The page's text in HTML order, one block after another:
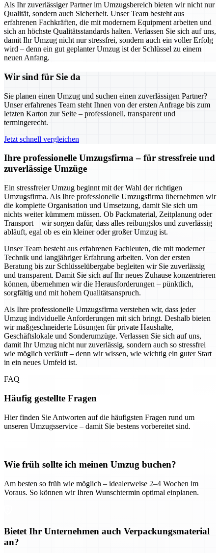
Als Ihr zuverlässiger Partner im Umzugsbereich bieten wir nicht nur
Qualität, sondern auch Sicherheit. Unser Team besteht aus
erfahrenen Fachkräften, die mit modernem Equipment arbeiten und
sich an höchste Qualitätsstandards halten. Verlassen Sie sich auf uns,
damit Ihr Umzug nicht nur stressfrei, sondern auch ein voller Erfolg
wird – denn ein gut geplanter Umzug ist der Schlüssel zu einem
neuen Anfang.
Wir sind für Sie da
Sie planen einen Umzug und suchen einen zuverlässigen Partner?
Unser erfahrenes Team steht Ihnen von der ersten Anfrage bis zum
letzten Karton zur Seite – professionell, transparent und
termingerecht.
Jetzt schnell vergleichen
Ihre professionelle Umzugsfirma – für stressfreie und
zuverlässige Umzüge
Ein stressfreier Umzug beginnt mit der Wahl der richtigen
Umzugsfirma. Als Ihre professionelle Umzugsfirma übernehmen wir
die komplette Organisation und Umsetzung, damit Sie sich um
nichts weiter kümmern müssen. Ob Packmaterial, Zeitplanung oder
Transport – wir sorgen dafür, dass alles reibungslos und zuverlässig
abläuft, egal ob es ein kleiner oder großer Umzug ist.
Unser Team besteht aus erfahrenen Fachleuten, die mit moderner
Technik und langjähriger Erfahrung arbeiten. Von der ersten
Beratung bis zur Schlüsselübergabe begleiten wir Sie zuverlässig
und transparent. Damit Sie sich auf Ihr neues Zuhause konzentrieren
können, übernehmen wir die Herausforderungen – pünktlich,
sorgfältig und mit hohem Qualitätsanspruch.
Als Ihre professionelle Umzugsfirma verstehen wir, dass jeder
Umzug individuelle Anforderungen mit sich bringt. Deshalb bieten
wir maßgeschneiderte Lösungen für private Haushalte,
Geschäftslokale und Sonderumzüge. Verlassen Sie sich auf uns,
damit Ihr Umzug nicht nur zuverlässig, sondern auch so stressfrei
wie möglich verläuft – denn wir wissen, wie wichtig ein guter Start
in ein neues Umfeld ist.
FAQ
Häufig gestellte Fragen
Hier finden Sie Antworten auf die häufigsten Fragen rund um
unseren Umzugsservice – damit Sie bestens vorbereitet sind.
Wie früh sollte ich meinen Umzug buchen?
Am besten so früh wie möglich – idealerweise 2–4 Wochen im
Voraus. So können wir Ihren Wunschtermin optimal einplanen.
Bietet Ihr Unternehmen auch Verpackungsmaterial
an?